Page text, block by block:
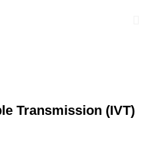
Transmission (IVT)